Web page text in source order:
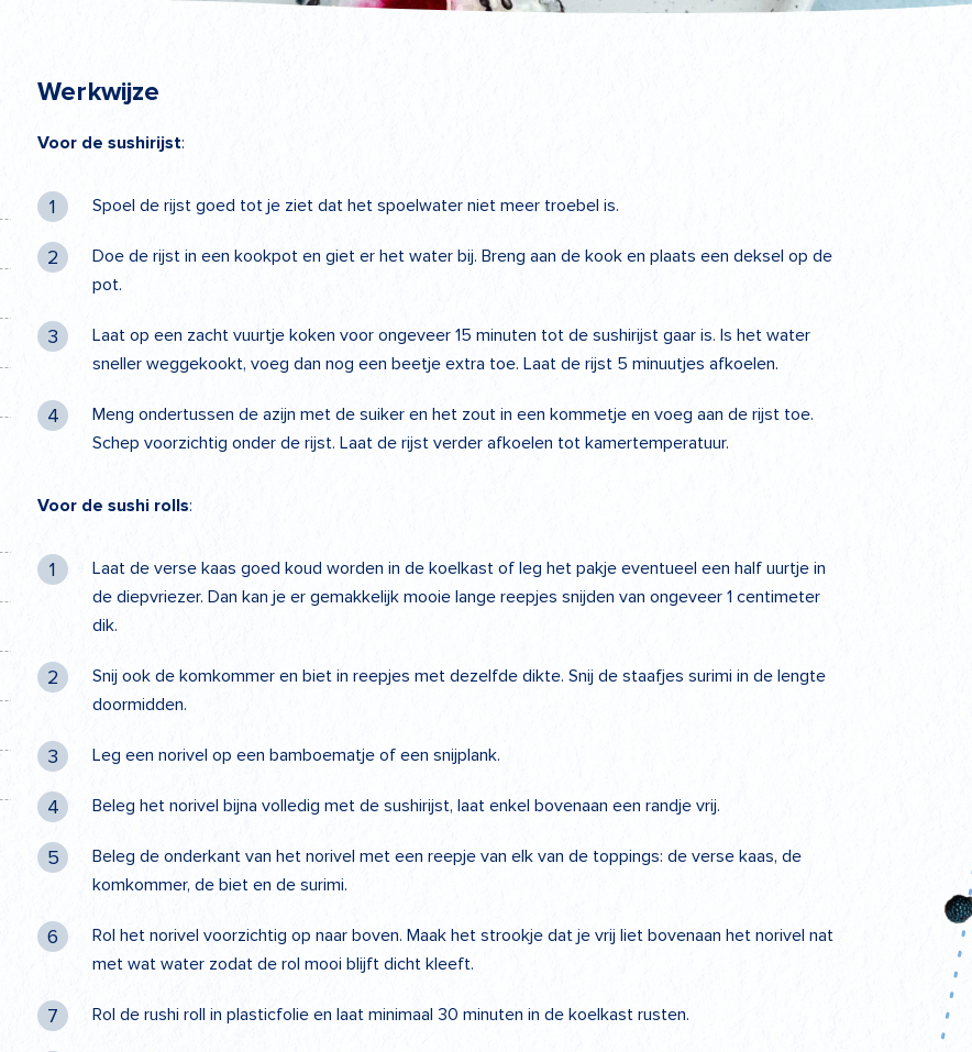
Werkwijze
Voor de sushirijst:
Spoel de rijst goed tot je ziet dat het spoelwater niet meer troebel is.
Doe de rijst in een kookpot en giet er het water bij. Breng aan de kook en plaats een deksel op de
pot.
Laat op een zacht vuurtje koken voor ongeveer 15 minuten tot de sushirijst gaar is. Is het water
sneller weggekookt, voeg dan nog een beetje extra toe. Laat de rijst 5 minuutjes afkoelen.
Meng ondertussen de azijn met de suiker en het zout in een kommetje en voeg aan de rijst toe.
Schep voorzichtig onder de rijst. Laat de rijst verder afkoelen tot kamertemperatuur.
Voor de sushi rolls:
Laat de verse kaas goed koud worden in de koelkast of leg het pakje eventueel een half uurtje in
de diepvriezer. Dan kan je er gemakkelijk mooie lange reepjes snijden van ongeveer 1 centimeter
dik.
Snij ook de komkommer en biet in reepjes met dezelfde dikte. Snij de staafjes surimi in de lengte
doormidden.
Leg een norivel op een bamboematje of een snijplank.
Beleg het norivel bijna volledig met de sushirijst, laat enkel bovenaan een randje vrij.
Beleg de onderkant van het norivel met een reepje van elk van de toppings: de verse kaas, de
komkommer, de biet en de surimi.
Rol het norivel voorzichtig op naar boven. Maak het strookje dat je vrij liet bovenaan het norivel nat
met wat water zodat de rol mooi blijft dicht kleeft.
Rol de rushi roll in plasticfolie en laat minimaal 30 minuten in de koelkast rusten.